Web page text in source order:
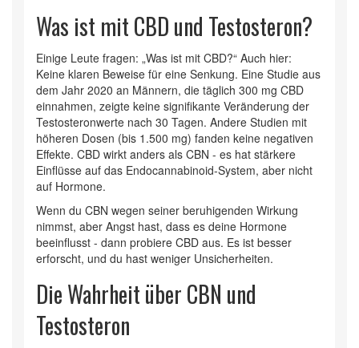
Was ist mit CBD und Testosteron?
Einige Leute fragen: „Was ist mit CBD?“ Auch hier:
Keine klaren Beweise für eine Senkung. Eine Studie aus
dem Jahr 2020 an Männern, die täglich 300 mg CBD
einnahmen, zeigte keine signifikante Veränderung der
Testosteronwerte nach 30 Tagen. Andere Studien mit
höheren Dosen (bis 1.500 mg) fanden keine negativen
Effekte. CBD wirkt anders als CBN - es hat stärkere
Einflüsse auf das Endocannabinoid-System, aber nicht
auf Hormone.
Wenn du CBN wegen seiner beruhigenden Wirkung
nimmst, aber Angst hast, dass es deine Hormone
beeinflusst - dann probiere CBD aus. Es ist besser
erforscht, und du hast weniger Unsicherheiten.
Die Wahrheit über CBN und
Testosteron